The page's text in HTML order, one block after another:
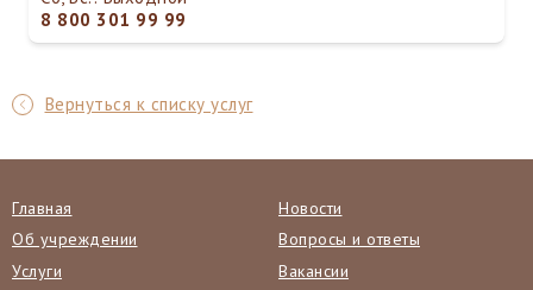
8 800 301 99 99
Вернуться к списку услуг
Главная
Об учреждении
Услуги
Новости
Вопросы и ответы
Вакансии